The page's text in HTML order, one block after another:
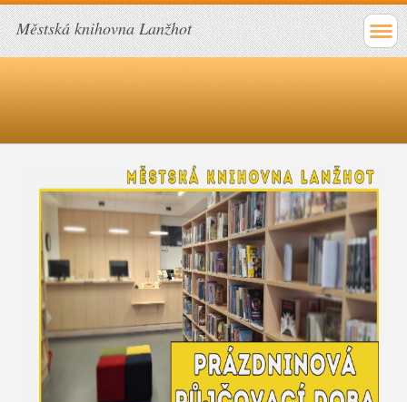
Městská knihovna Lanžhot